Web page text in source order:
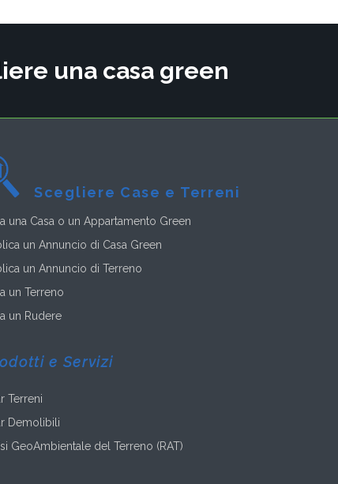
una casa green
Scegliere Case e Terreni
una Casa o un Appartamento Green
un Annuncio di Casa Green
un Annuncio di Terreno
un Terreno
un Rudere
e Servizi
Terreni
Demolibili
GeoAmbientale del Terreno (RAT)